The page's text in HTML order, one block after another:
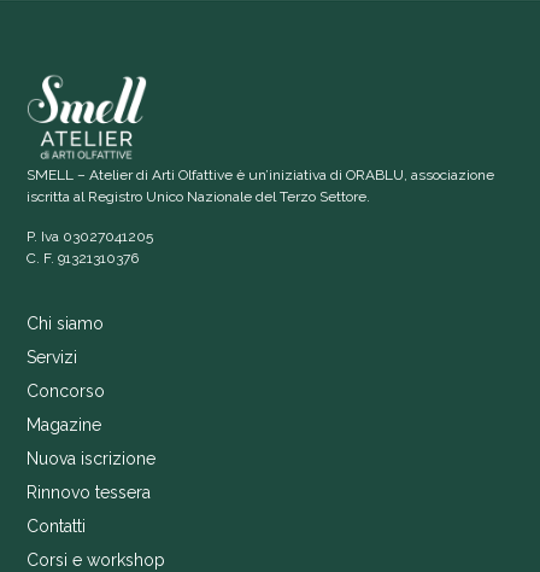
SMELL – Atelier di Arti Olfattive è un’iniziativa di ORABLU, associazione
iscritta al Registro Unico Nazionale del Terzo Settore.
P. Iva 03027041205
C. F. 91321310376
Chi siamo
Servizi
Concorso
Magazine
Nuova iscrizione
Rinnovo tessera
Contatti
Corsi e workshop